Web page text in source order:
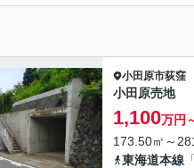
小田原市荻窪
小田原売地
1,100万円
173.50㎡～
東海道本線 「